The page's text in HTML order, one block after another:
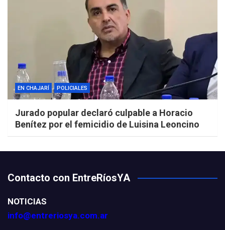
EN CHAJARÍ POLICIALES
Jurado popular declaró culpable a Horacio
Benítez por el femicidio de Luisina Leoncino
Contacto con EntreRíosYA
NOTICIAS
info@entreriosya.com.ar